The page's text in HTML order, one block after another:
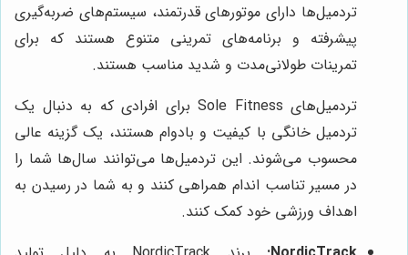
تردمیل‌ها دارای موتورهای قدرتمند، سیستم‌های ضربه‌گیری
پیشرفته و برنامه‌های تمرینی متنوع هستند که برای
تمرینات طولانی‌مدت و شدید مناسب هستند.
تردمیل‌های Sole Fitness برای افرادی که به دنبال یک
تردمیل خانگی با کیفیت و بادوام هستند، یک گزینه عالی
محسوب می‌شوند. این تردمیل‌ها می‌توانند سال‌ها شما را
در مسیر تناسب اندام همراهی کنند و به شما در رسیدن به
اهداف ورزشی خود کمک کنند.